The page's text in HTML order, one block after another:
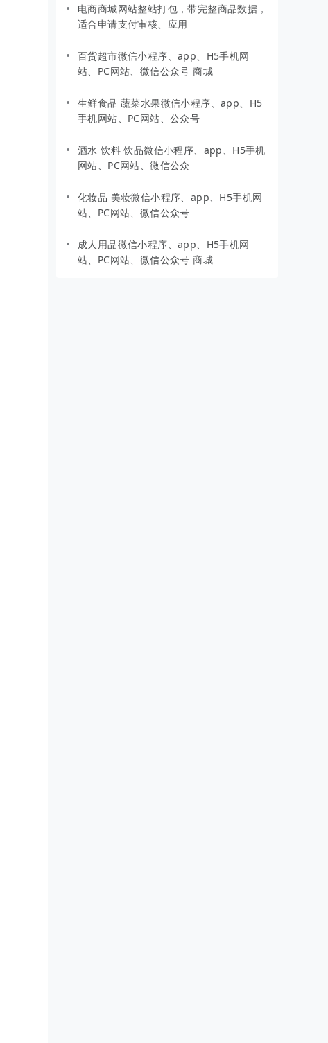
电商商城网站整站打包，带完整商品数据，
适合申请支付审核、应用
百货超市微信小程序、app、H5手机网
站、PC网站、微信公众号 商城
生鲜食品 蔬菜水果微信小程序、app、H5
手机网站、PC网站、公众号
酒水 饮料 饮品微信小程序、app、H5手机
网站、PC网站、微信公众
化妆品 美妆微信小程序、app、H5手机网
站、PC网站、微信公众号
成人用品微信小程序、app、H5手机网
站、PC网站、微信公众号 商城